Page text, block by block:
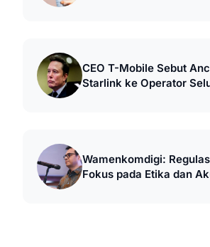
CEO T-Mobile Sebut
Starlink ke Operator
Wamenkomdigi:
Fokus pada Etika dan